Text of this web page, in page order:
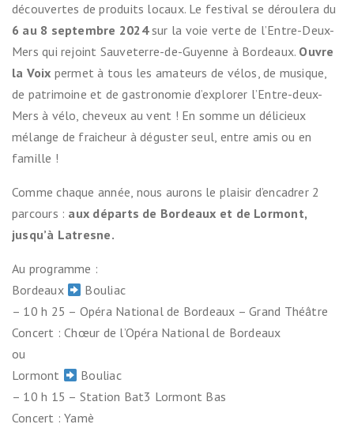
découvertes de produits locaux. Le festival se déroulera du
6 au 8 septembre 2024sur la voie verte de l’Entre-Deux-
Mers qui rejoint Sauveterre-de-Guyenne à Bordeaux. Ouvre
la Voix permet à tous les amateurs de vélos, de musique,
de patrimoine et de gastronomie d’explorer l’Entre-deux-
Mers à vélo, cheveux au vent ! En somme un délicieux
mélange de fraicheur à déguster seul, entre amis ou en
famille !
Comme chaque année, nous aurons le plaisir d’encadrer 2
parcours : aux départs de Bordeaux et de Lormont,
jusqu’à Latresne.
Au programme :
Bordeaux
Bouliac
– 10 h 25 – Opéra National de Bordeaux – Grand Théâtre
Concert : Chœur de l’Opéra National de Bordeaux
ou
Lormont
Bouliac
– 10 h 15 – Station Bat3 Lormont Bas
Concert : Yamè